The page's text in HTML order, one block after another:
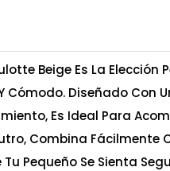
Beige Es La Elección
Cómodo. Diseñado Con
Es Ideal Para
Combina Fácilmente
Pequeño Se Sienta